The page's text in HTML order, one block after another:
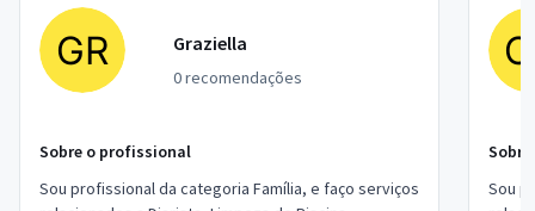
Graziella
0 recomendações
Sobre o profissional
Sou profissional da categoria Família, e faço serviços
Sou